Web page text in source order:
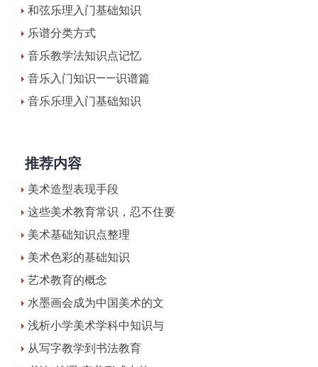
和弦乐理入门基础知识
乐谱分类方式
音乐教学法知识点记忆
音乐入门知识——识谱篇
音乐乐理入门基础知识
推荐内容
美术造型表现手段
这些美术教育常识，忍不住要
美术基础知识点整理
美术色彩的基础知识
艺术教育的概念
水墨画会成为中国美术的文
浅析小学美术学科中知识与
从写字教学到书法教育